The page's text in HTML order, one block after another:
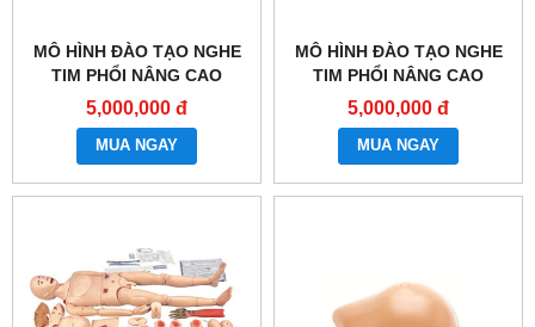
MÔ HÌNH ĐÀO TẠO NGHE
TIM PHỔI NÂNG CAO
GD/TCZ9900B
5,000,000 đ
MUA NGAY
MÔ HÌNH ĐÀO TẠO NGHE
TIM PHỔI NÂNG CAO
GD/TCZ9900A
5,000,000 đ
MUA NGAY